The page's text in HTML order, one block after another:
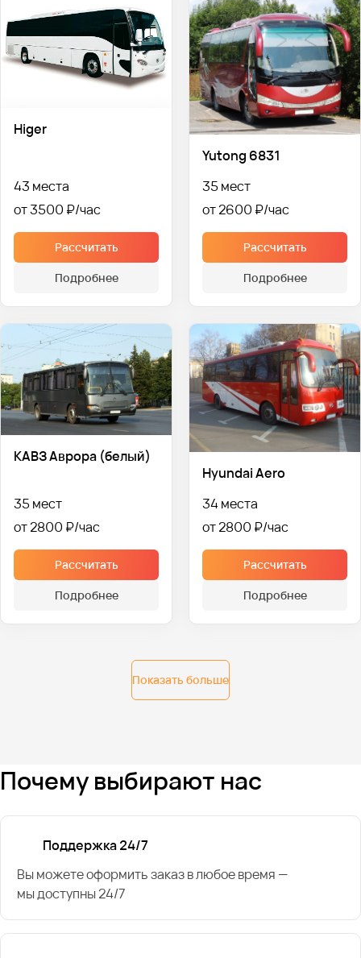
Higer
43 места
от 3500 ₽
Рассчитать
Подробнее
Yutong 6831
35 мест
от 2600 ₽
Рассчитать
Подробнее
КАВЗ Аврора (белый)
35 мест
от 2800 ₽
Рассчитать
Подробнее
Hyundai Aero
34 места
от 2800 ₽
Рассчитать
Подробнее
Показать больше
Почему выбирают нас
Поддержка 24/7
Вы можете оформить заказ в любое время —
мы доступны 24/7